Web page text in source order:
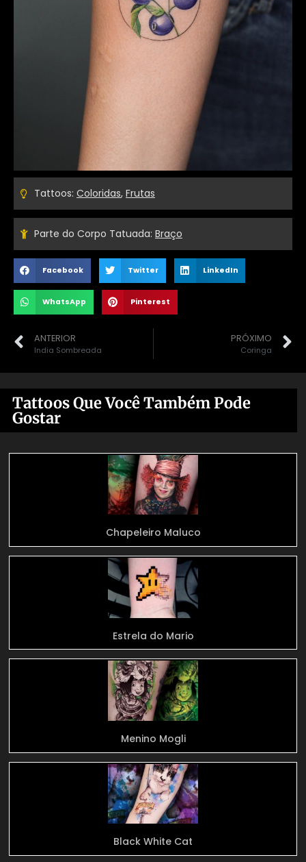
Tattoos: Coloridas, Frutas
Parte do Corpo Tatuada: Braço
Facebook Twitter LinkedIn
WhatsApp Pinterest
ANTERIOR
India Sombreada
PRÓXIMO
Coringa
Tattoos Que Você Também Pode
Gostar
Chapeleiro Maluco
Estrela do Mario
Menino Mogli
Black White Cat